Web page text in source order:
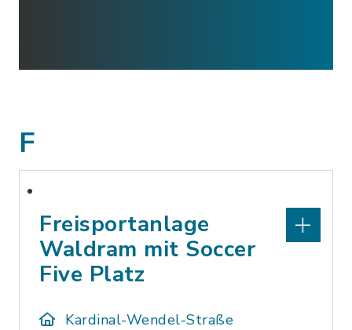
F
Freisportanlage
Waldram mit Soccer
Five Platz
Kardinal-Wendel-Straße